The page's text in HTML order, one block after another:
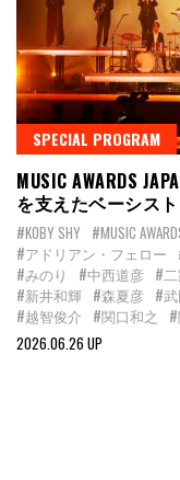
SPECIAL PROGRAM
MUSIC AWARDS
を支えたベーシス
#KOBY SHY #MUSIC
#アドリアン・フェロー
#みのり
#中西道彦 #
#新井和輝 #森夏彦 #
#越智俊介 #関口和之
2026.06.26 UP